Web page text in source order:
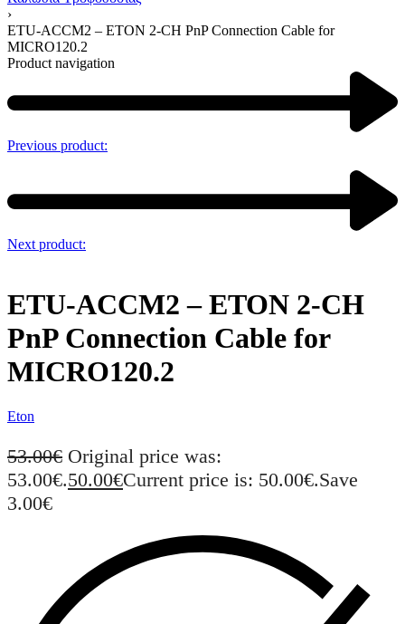
›
ETU-ACCM2 – ETON 2-CH PnP Connection Cable for
MICRO120.2
Product navigation
Previous product:
Next product:
ETU-ACCM2 – ETON 2-CH
PnP Connection Cable for
MICRO120.2
Eton
53.00€ Original price was:
53.00€.50.00€Current price is: 50.00€.Save
3.00€